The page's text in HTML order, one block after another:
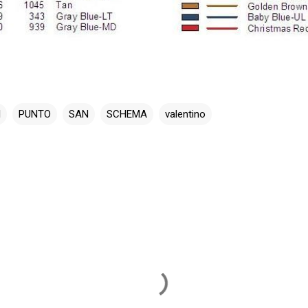
PUNTO SAN SCHEMA valentino